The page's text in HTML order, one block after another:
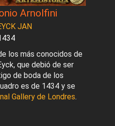
Arnolfini
JAN
los más conocidos de
que debió de ser
de boda de los
es de 1434 y se
Gallery de Londres.